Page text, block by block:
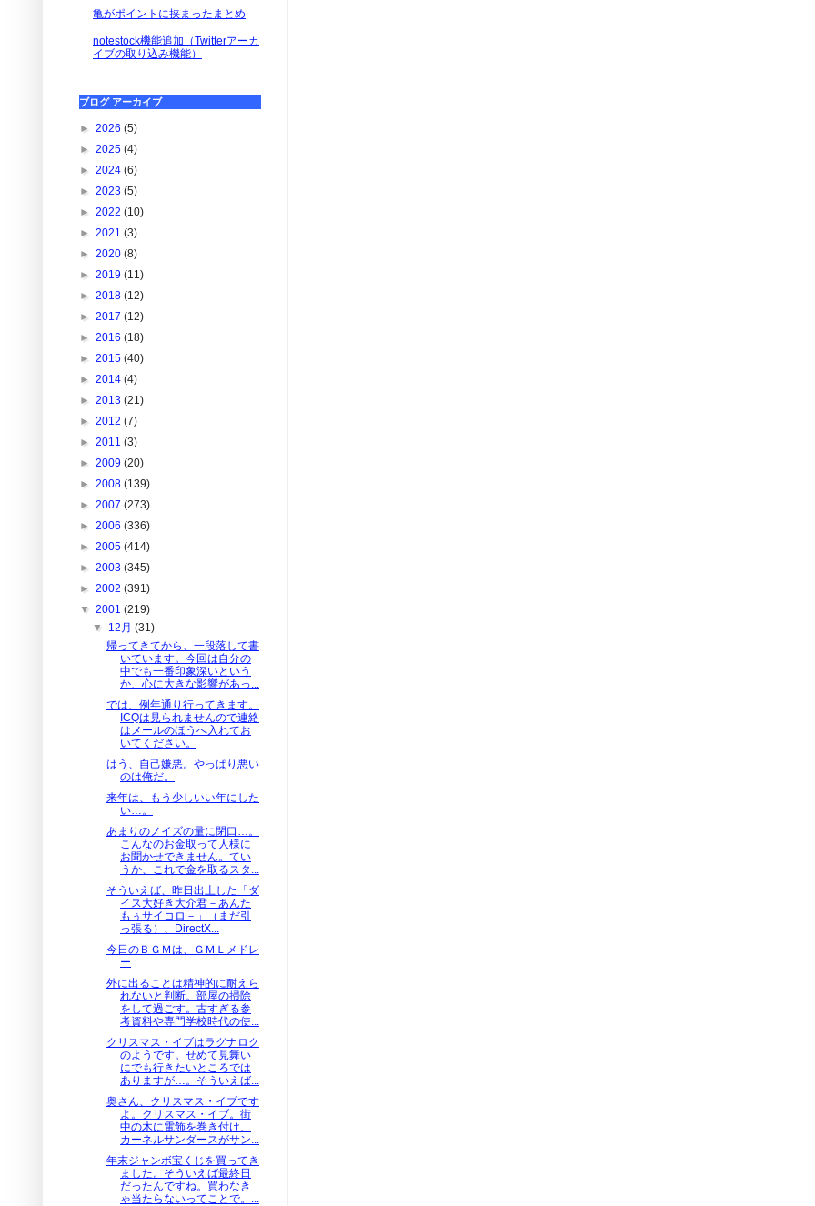
亀がポイントに挟まったまとめ
notestock機能追加（Twitterアーカ
イブの取り込み機能）
ブログ アーカイブ
► 2026 (5)
► 2025 (4)
► 2024 (6)
► 2023 (5)
► 2022 (10)
► 2021 (3)
► 2020 (8)
► 2019 (11)
► 2018 (12)
► 2017 (12)
► 2016 (18)
► 2015 (40)
► 2014 (4)
► 2013 (21)
► 2012 (7)
► 2011 (3)
► 2009 (20)
► 2008 (139)
► 2007 (273)
► 2006 (336)
► 2005 (414)
► 2003 (345)
► 2002 (391)
▼ 2001 (219)
▼ 12月(31)
帰ってきてから、一段落して書
いています。今回は自分の
中でも一番印象深いという
か、心に大きな影響があっ...
では、例年通り行ってきます。
ICQは見られませんので連絡
はメールのほうへ入れてお
いてください。
はう、自己嫌悪。やっぱり悪い
のは俺だ。
来年は、もう少しいい年にした
い…。
あまりのノイズの量に閉口…。
こんなのお金取って人様に
お聞かせできません。てい
うか、これで金を取るスタ...
そういえば、昨日出土した「ダ
イス大好き大介君－あんた
もぅサイコロ－」（まだ引
っ張る）、DirectX...
今日のＢＧＭは、ＧＭＬメドレ
ー
外に出ることは精神的に耐えら
れないと判断。部屋の掃除
をして過ごす。古すぎる参
考資料や専門学校時代の使...
クリスマス・イブはラグナロク
のようです。せめて見舞い
にでも行きたいところでは
ありますが…。そういえば...
奥さん、クリスマス・イブです
よ。クリスマス・イブ。街
中の木に電飾を巻き付け、
カーネルサンダースがサン...
年末ジャンボ宝くじを買ってき
ました。そういえば最終日
だったんですね。買わなき
ゃ当たらないってことで。...